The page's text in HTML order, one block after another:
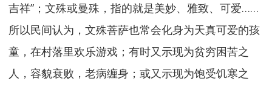
吉祥”；文殊或曼殊，指的就是美妙、雅致、可爱……
所以民间认为，文殊菩萨也常会化身为天真可爱的孩
童，在村落里欢乐游戏；有时又示现为贫穷困苦之
人，容貌衰败，老病缠身；或又示现为饱受饥寒之